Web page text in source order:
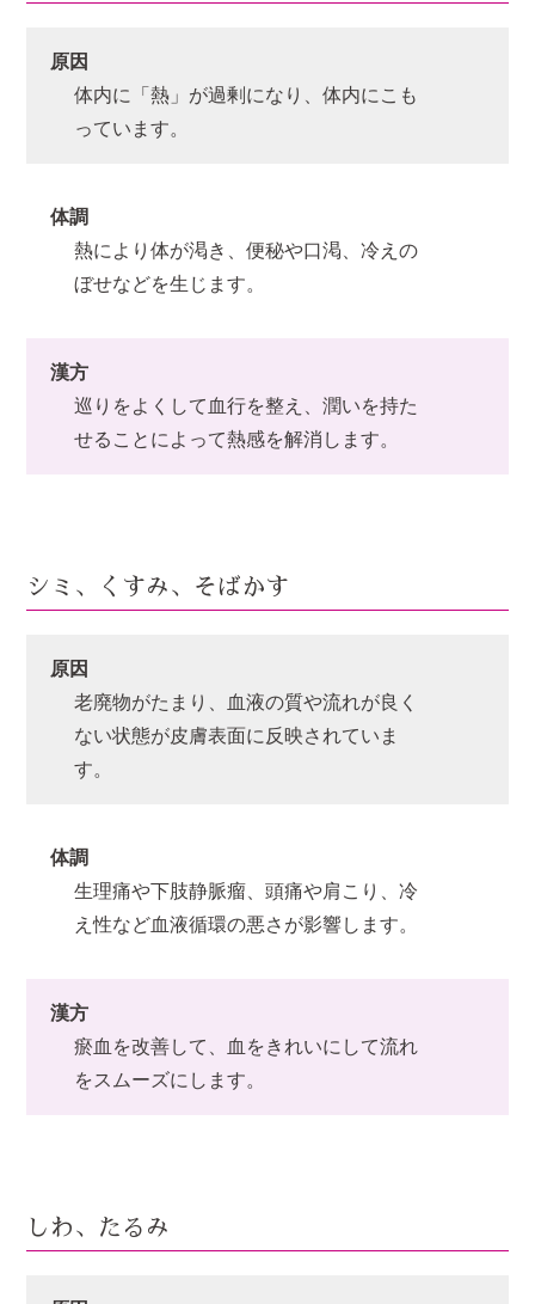
原因
体内に「熱」が過剰になり、体内にこも
っています。
体調
熱により体が渇き、便秘や口渇、冷えの
ぼせなどを生じます。
漢方
巡りをよくして血行を整え、潤いを持た
せることによって熱感を解消します。
シミ、くすみ、そばかす
原因
老廃物がたまり、血液の質や流れが良く
ない状態が皮膚表面に反映されていま
す。
体調
生理痛や下肢静脈瘤、頭痛や肩こり、冷
え性など血液循環の悪さが影響します。
漢方
瘀血を改善して、血をきれいにして流れ
をスムーズにします。
しわ、たるみ